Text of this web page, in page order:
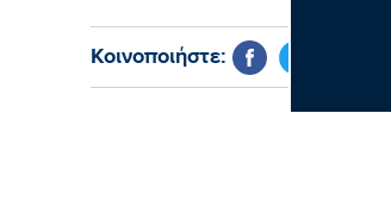
Κοινοποιήστε: